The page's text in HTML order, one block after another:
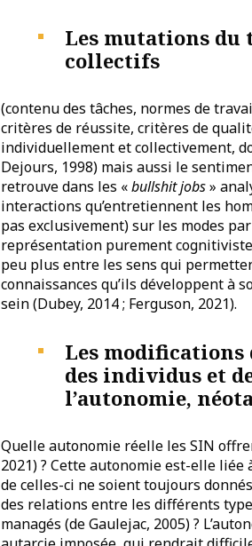
Les mutations du
collectifs
(contenu des tâches, normes de
critères de réussite, critères de
individuellement et collectivement,
Dejours, 1998) mais aussi le
retrouve dans les «bullshit jobs»
interactions qu’entretiennent les
pas exclusivement) sur les modes
représentation purement cognitiviste
peu plus entre les sens qui
connaissances qu’ils développent à
sein (Dubey, 2014 ; Ferguson, 2021).
Les modifications
des individus et
l’autonomie,
Quelle autonomie réelle les SIN
2021) ? Cette autonomie est-elle
de celles-ci ne soient toujours
des relations entre les différents
managés (de Gaulejac, 2005) ?